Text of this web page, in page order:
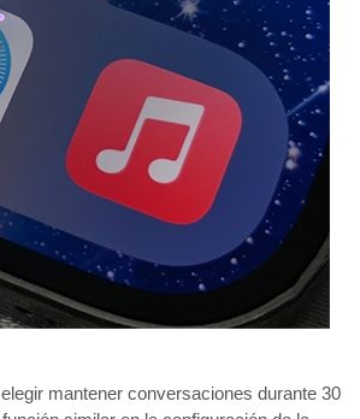
mantener conversaciones durante 30